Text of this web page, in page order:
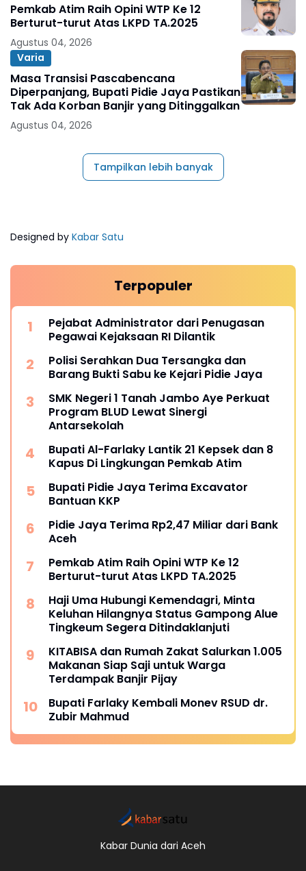
Pemkab Atim Raih Opini WTP Ke 12
Berturut-turut Atas LKPD TA.2025
Agustus 04, 2026
Varia
Masa Transisi Pascabencana
Diperpanjang, Bupati Pidie Jaya Pastikan
Tak Ada Korban Banjir yang Ditinggalkan
Agustus 04, 2026
Tampilkan lebih banyak
Designed by Kabar Satu
Terpopuler
Pejabat Administrator dari Penugasan
Pegawai Kejaksaan RI Dilantik
Polisi Serahkan Dua Tersangka dan
Barang Bukti Sabu ke Kejari Pidie Jaya
SMK Negeri 1 Tanah Jambo Aye Perkuat
Program BLUD Lewat Sinergi
Antarsekolah
Bupati Al-Farlaky Lantik 21 Kepsek dan 8
Kapus Di Lingkungan Pemkab Atim
Bupati Pidie Jaya Terima Excavator
Bantuan KKP
Pidie Jaya Terima Rp2,47 Miliar dari Bank
Aceh
Pemkab Atim Raih Opini WTP Ke 12
Berturut-turut Atas LKPD TA.2025
Haji Uma Hubungi Kemendagri, Minta
Keluhan Hilangnya Status Gampong Alue
Tingkeum Segera Ditindaklanjuti
KITABISA dan Rumah Zakat Salurkan 1.005
Makanan Siap Saji untuk Warga
Terdampak Banjir Pijay
Bupati Farlaky Kembali Monev RSUD dr.
Zubir Mahmud
Kabar Dunia dari Aceh